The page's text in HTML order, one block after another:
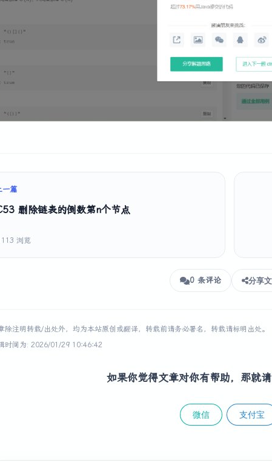
stack
stack.pop() !=
//必须有左括号的情况下才能遇到右括号
}
}
}
一篇
删除链表的倒数第n个节点
浏览
0 条评论 分享
除注明转载/出处外，均为本站原创或翻译，转载前请务必署名，转载请标明出处。
时间为: 2026/01/29 10:46:42
如果你觉得文章对你有帮助，那就
微信 支付宝